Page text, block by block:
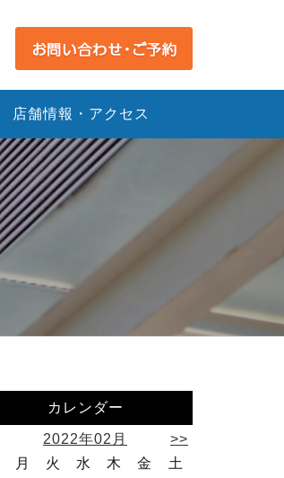
店舗情報・アクセス
カレンダー
2022年02月
>>
月 火 水 木 金
土